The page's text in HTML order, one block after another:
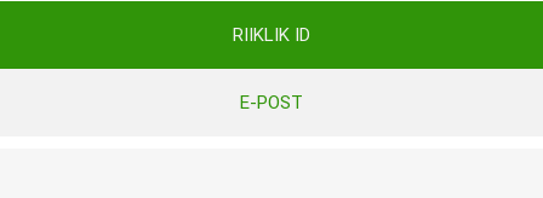
RIIKLIK ID
E-POST